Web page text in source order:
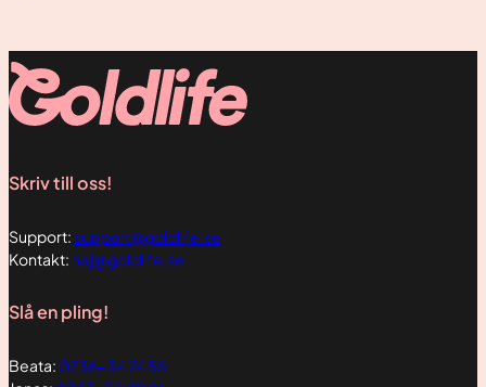
Skriv till oss!
Support: support@goldlife.se
Kontakt: hej@goldlife.se
Slå en pling!
Beata: 0736-34 74 55
Nödvändiga
välja bort. De
behövs för
över huvud
fungera.